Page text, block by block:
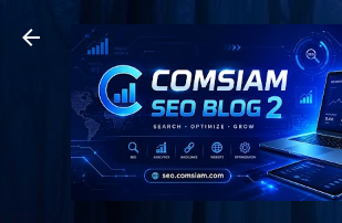
Skip to main